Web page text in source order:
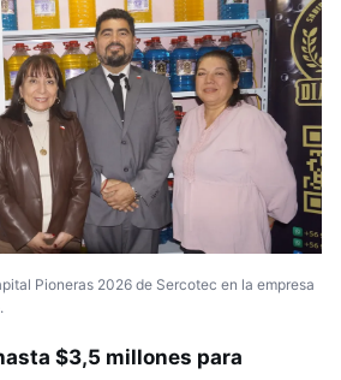
Pioneras 2026 de Sercotec en la empresa
$3,5 millones para